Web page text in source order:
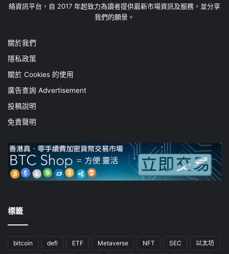
絡資訊平台，自 2017 年起致力為讀者提供最新市場資訊及服務，並分享
我們的願景。
關於我們
隱私政策
關於 Cookies 的使用
廣告查詢 Advertisement
投稿說明
免責聲明
標籤
bitcoin defi ETF Metaverse NFT SEC 以太坊